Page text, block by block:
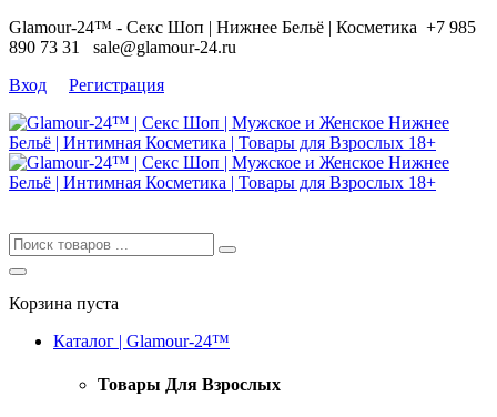
Glamour-24™ - Секс Шоп | Нижнее Бельё | Косметика +7 985
890 73 31 sale@glamour-24.ru
Вход
Регистрация
Корзина пуста
Каталог | Glamour-24™
Товары Для Взрослых